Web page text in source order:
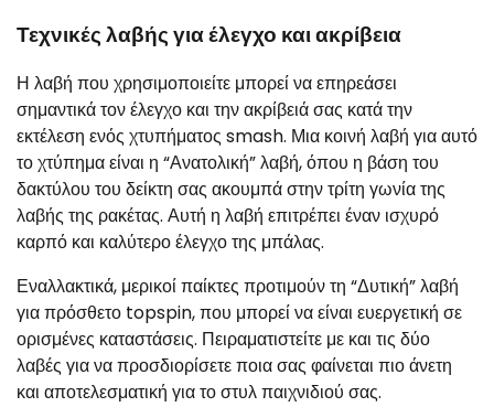
Τεχνικές λαβής για έλεγχο και ακρίβεια
Η λαβή που χρησιμοποιείτε μπορεί να επηρεάσει
σημαντικά τον έλεγχο και την ακρίβειά σας κατά την
εκτέλεση ενός χτυπήματος smash. Μια κοινή λαβή για αυτό
το χτύπημα είναι η “Ανατολική” λαβή, όπου η βάση του
δακτύλου του δείκτη σας ακουμπά στην τρίτη γωνία της
λαβής της ρακέτας. Αυτή η λαβή επιτρέπει έναν ισχυρό
καρπό και καλύτερο έλεγχο της μπάλας.
Εναλλακτικά, μερικοί παίκτες προτιμούν τη “Δυτική” λαβή
για πρόσθετο topspin, που μπορεί να είναι ευεργετική σε
ορισμένες καταστάσεις. Πειραματιστείτε με και τις δύο
λαβές για να προσδιορίσετε ποια σας φαίνεται πιο άνετη
και αποτελεσματική για το στυλ παιχνιδιού σας.